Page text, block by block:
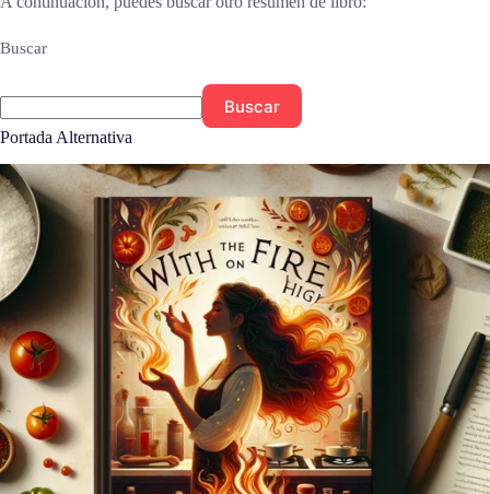
Buscar
Buscar
Portada Alternativa